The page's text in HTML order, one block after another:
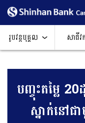
រូបវន្តបុគ្គល សាជីវ
បញ្ចុះតម្លៃ
ស្នាក់នៅ